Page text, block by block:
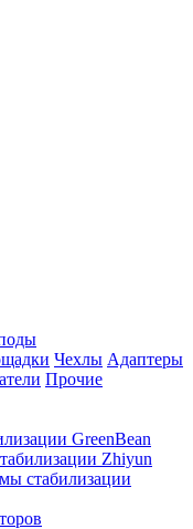
Чехлы Адаптеры
Прочие
GreenBean
Zhiyun
стабилизации